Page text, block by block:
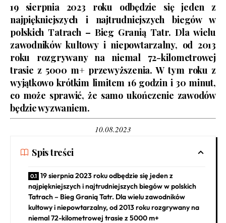
19 sierpnia 2023 roku odbędzie się jeden z
najpiękniejszych i najtrudniejszych biegów w
polskich Tatrach – Bieg Granią Tatr. Dla wielu
zawodników kultowy i niepowtarzalny, od 2013
roku rozgrywany na niemal 72-kilometrowej
trasie z 5000 m+ przewyższenia. W tym roku z
wyjątkowo krótkim limitem 16 godzin i 30 minut,
co może sprawić, że samo ukończenie zawodów
będzie wyzwaniem.
10.08.2023
Spis treści
19 sierpnia 2023 roku odbędzie się jeden z
najpiękniejszych i najtrudniejszych biegów w polskich
Tatrach – Bieg Granią Tatr. Dla wielu zawodników
kultowy i niepowtarzalny, od 2013 roku rozgrywany na
niemal 72-kilometrowej trasie z 5000 m+